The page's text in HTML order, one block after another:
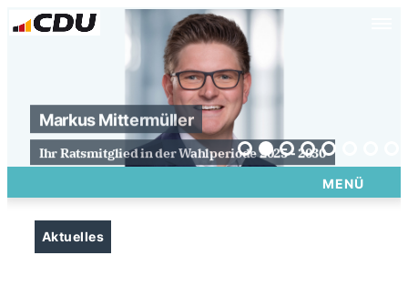
Markus Mittermüller
Ihr Ratsmitglied in der Wahlperiode 2025 - 2030
MENÜ
Aktuelles